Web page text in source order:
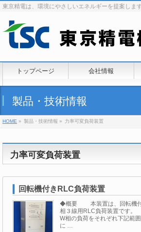
東京精電は、環境にやさしいエネルギーを提案します
トップページ 会社情報
製品・技術情報
HOME » 製品・技術情報 » 力率可変負荷装置
力率可変負荷装置
回転機付きRLC負荷装置
◆概要 本装置は、回転機
相３線用RLC負荷装置です
W相の負荷をそれぞれ下記範
に …